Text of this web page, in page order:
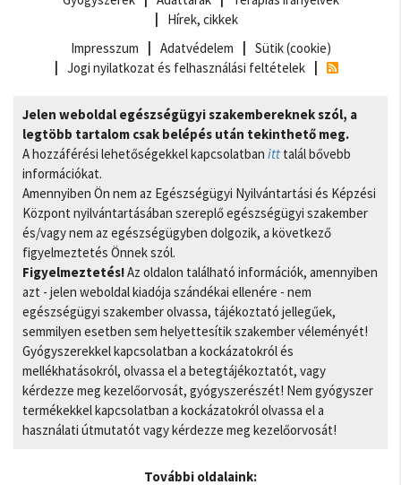
Hírek, cikkek
Impresszum
Adatvédelem
Sütik (cookie)
Jogi nyilatkozat és felhasználási feltételek
Jelen weboldal egészségügyi szakembereknek szól, a
legtöbb tartalom csak belépés után tekinthető meg.
A hozzáférési lehetőségekkel kapcsolatban itt talál bővebb
információkat.
Amennyiben Ön nem az Egészségügyi Nyilvántartási és Képzési
Központ nyilvántartásában szereplő egészségügyi szakember
és/vagy nem az egészségügyben dolgozik, a következő
figyelmeztetés Önnek szól.
Figyelmeztetés!Az oldalon található információk, amennyiben
azt - jelen weboldal kiadója szándékai ellenére - nem
egészségügyi szakember olvassa, tájékoztató jellegűek,
semmilyen esetben sem helyettesítik szakember véleményét!
Gyógyszerekkel kapcsolatban a kockázatokról és
mellékhatásokról, olvassa el a betegtájékoztatót, vagy
kérdezze meg kezelőorvosát, gyógyszerészét! Nem gyógyszer
termékekkel kapcsolatban a kockázatokról olvassa el a
használati útmutatót vagy kérdezze meg kezelőorvosát!
További oldalaink: